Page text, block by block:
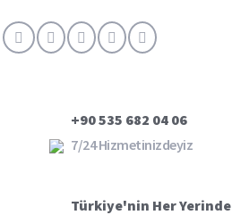
+90 535 682 04 06
7/24 Hizmetinizdeyiz
Türkiye'nin Her Yerinde